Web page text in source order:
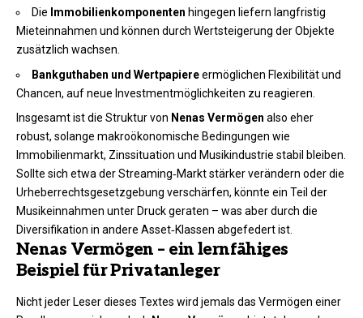
Die Immobilienkomponenten hingegen liefern langfristig
Mieteinnahmen und können durch Wertsteigerung der Objekte
zusätzlich wachsen.
Bankguthaben und Wertpapiereermöglichen Flexibilität und
Chancen, auf neue Investmentmöglichkeiten zu reagieren.
Insgesamt ist die Struktur von Nenas Vermögen also eher
robust, solange makroökonomische Bedingungen wie
Immobilienmarkt, Zinssituation und Musikindustrie stabil bleiben.
Sollte sich etwa der Streaming‑Markt stärker verändern oder die
Urheberrechtsgesetzgebung verschärfen, könnte ein Teil der
Musikeinnahmen unter Druck geraten – was aber durch die
Diversifikation in andere Asset‑Klassen abgefedert ist.
Nenas Vermögen – ein lernfähiges
Beispiel für Privatanleger
Nicht jeder Leser dieses Textes wird jemals das Vermögen einer